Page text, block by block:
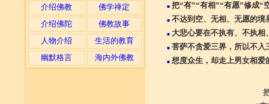
介绍佛教
佛学禅定
介绍佛陀
佛教故事
人物介绍
生活的教育
幽默格言
海内外佛教
■把“有”“有相”“有愿”修成“
■不达到空、无相、无愿的境
■大悲心要在不执有、不执相
■菩萨不贪爱三界，所以不入
■想度众生，却走上男女相爱